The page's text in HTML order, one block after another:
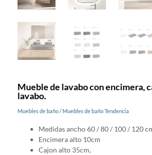
Mueble de lavabo con encimera,
lavabo.
Muebles de baño/ Muebles de baño Tendencia
Medidas ancho 60 / 80 / 100 / 120
Encimera alto 10cm
Cajon alto 35cm,